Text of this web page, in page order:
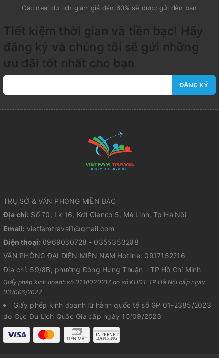
Các deal du lịch giảm giá đến 60% sẽ được gửi đến bạn
Tiết kiệm thời gian và tiền bạc! Hãy
đăng ký và chúng tôi sẽ gửi những
ưu đãi tốt nhất cho bạn
ĐĂNG KÝ
TRỤ SỞ & VĂN PHÒNG MIỀN BẮC
Địa chỉ: Số 70, Lk 16, Kdt Cienco 5, Mê Linh, Tp Hà Nội
Email: vietfamtravel1@gmail.com
Điện thoại: 0969060728 - 0355353288
VĂN PHÒNG ĐẠI DIỆN MIỀN NAM Hotline: 0917152216
Địa chỉ: 59/8B, phường Đông Hưng Thuận - TP Hồ Chí Minh
Giấy phép kinh doanh số 0110020217 do sở KHĐT TP Hà Nội cấp ngày
03/006/2022
Giấy phép kinh doanh lữ hành quốc tế số GP 01-2385/2023
do Cục Du Lịch Quốc Gia cấp ngày 15/09/2023